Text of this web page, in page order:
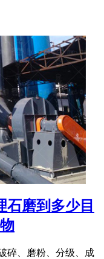
石磨到多少目
碎、磨粉、分级、成